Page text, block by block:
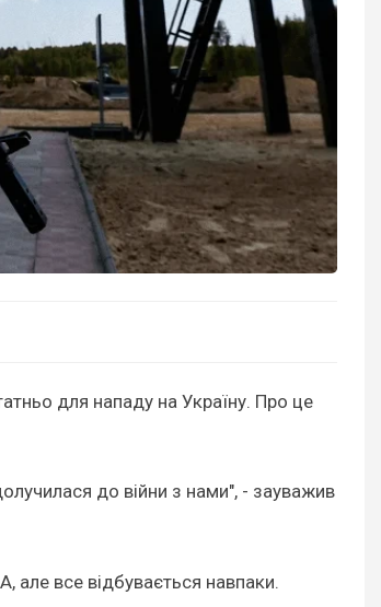
для нападу на Україну. Про це
до війни з нами", - зауважив
але все відбувається навпаки.